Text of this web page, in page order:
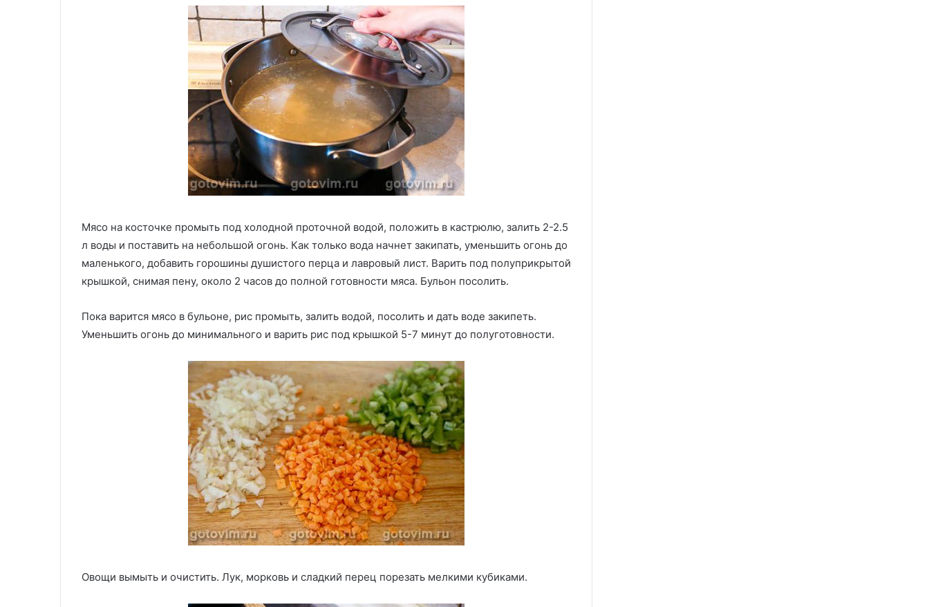
Мясо на косточке промыть под холодной проточной водой, положить в кастрюлю, залить 2-2.5
л воды и поставить на небольшой огонь. Как только вода начнет закипать, уменьшить огонь до
маленького, добавить горошины душистого перца и лавровый лист. Варить под полуприкрытой
крышкой, снимая пену, около 2 часов до полной готовности мяса. Бульон посолить.
Пока варится мясо в бульоне, рис промыть, залить водой, посолить и дать воде закипеть.
Уменьшить огонь до минимального и варить рис под крышкой 5-7 минут до полуготовности.
Овощи вымыть и очистить. Лук, морковь и сладкий перец порезать мелкими кубиками.